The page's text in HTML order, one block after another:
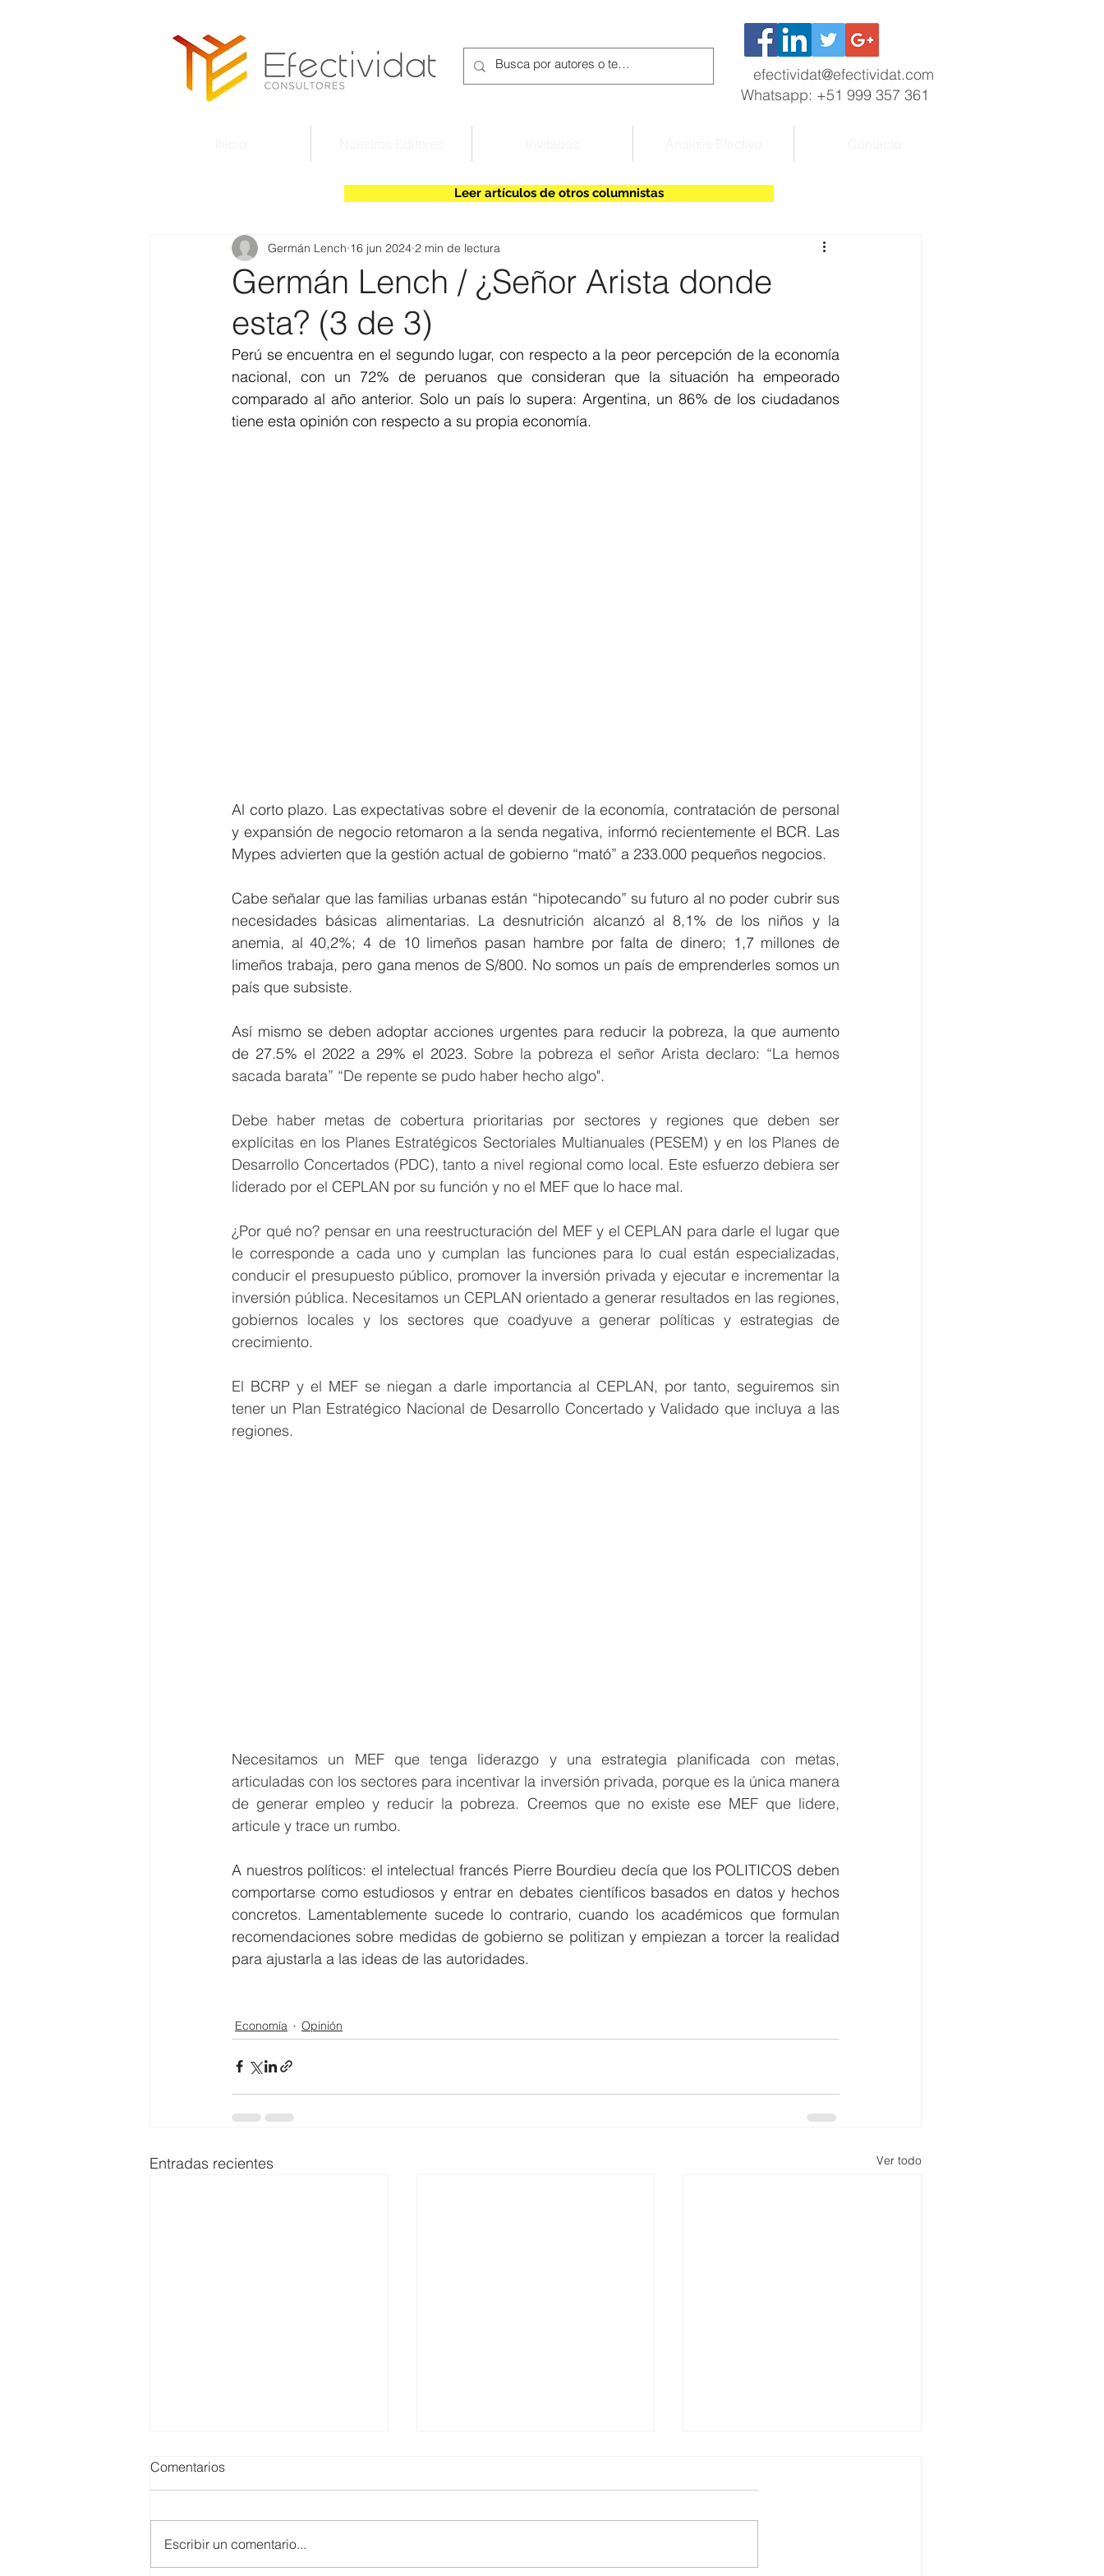
efectividat@efectividat.com
Whatsapp: +51 999 357 361
Leer artículos de otros columnistas
Germán Lench / ¿Señor Arista donde
esta? (3 de 3)
Germán Lench 16 jun 2024 2 min de lectura
Perú se encuentra en el segundo lugar, con respecto a la peor percepción de la economía
nacional, con un 72% de peruanos que consideran que la situación ha empeorado
comparado al año anterior. Solo un país lo supera: Argentina, un 86% de los ciudadanos
tiene esta opinión con respecto a su propia economía.
Al corto plazo. Las expectativas sobre el devenir de la economía, contratación de personal
y expansión de negocio retomaron a la senda negativa, informó recientemente el BCR. Las
Mypes advierten que la gestión actual de gobierno “mató” a 233.000 pequeños negocios.
Cabe señalar que las familias urbanas están “hipotecando” su futuro al no poder cubrir sus
necesidades básicas alimentarias. La desnutrición alcanzó al 8,1% de los niños y la
anemia, al 40,2%; 4 de 10 limeños pasan hambre por falta de dinero; 1,7 millones de
limeños trabaja, pero gana menos de S/800. No somos un país de emprenderles somos un
país que subsiste.
Así mismo se deben adoptar acciones urgentes para reducir la pobreza, la que aumento
de 27.5% el 2022 a 29% el 2023. Sobre la pobreza el señor Arista declaro: “La hemos
sacada barata” “De repente se pudo haber hecho algo".
Debe haber metas de cobertura prioritarias por sectores y regiones que deben ser
explícitas en los Planes Estratégicos Sectoriales Multianuales (PESEM) y en los Planes de
Desarrollo Concertados (PDC), tanto a nivel regional como local. Este esfuerzo debiera ser
liderado por el CEPLAN por su función y no el MEF que lo hace mal.
¿Por qué no? pensar en una reestructuración del MEF y el CEPLAN para darle el lugar que
le corresponde a cada uno y cumplan las funciones para lo cual están especializadas,
conducir el presupuesto público, promover la inversión privada y ejecutar e incrementar la
inversión pública. Necesitamos un CEPLAN orientado a generar resultados en las regiones,
gobiernos locales y los sectores que coadyuve a generar políticas y estrategias de
crecimiento.
El BCRP y el MEF se niegan a darle importancia al CEPLAN, por tanto, seguiremos sin
tener un Plan Estratégico Nacional de Desarrollo Concertado y Validado que incluya a las
regiones.
Necesitamos un MEF que tenga liderazgo y una estrategia planificada con metas,
articuladas con los sectores para incentivar la inversión privada, porque es la única manera
de generar empleo y reducir la pobreza. Creemos que no existe ese MEF que lidere,
articule y trace un rumbo.
A nuestros políticos: el intelectual francés Pierre Bourdieu decía que los POLITICOS deben
comportarse como estudiosos y entrar en debates científicos basados en datos y hechos
concretos. Lamentablemente sucede lo contrario, cuando los académicos que formulan
recomendaciones sobre medidas de gobierno se politizan y empiezan a torcer la realidad
para ajustarla a las ideas de las autoridades.
Economía Opinión
Entradas recientes Ver todo
Comentarios
Escribir un comentario...